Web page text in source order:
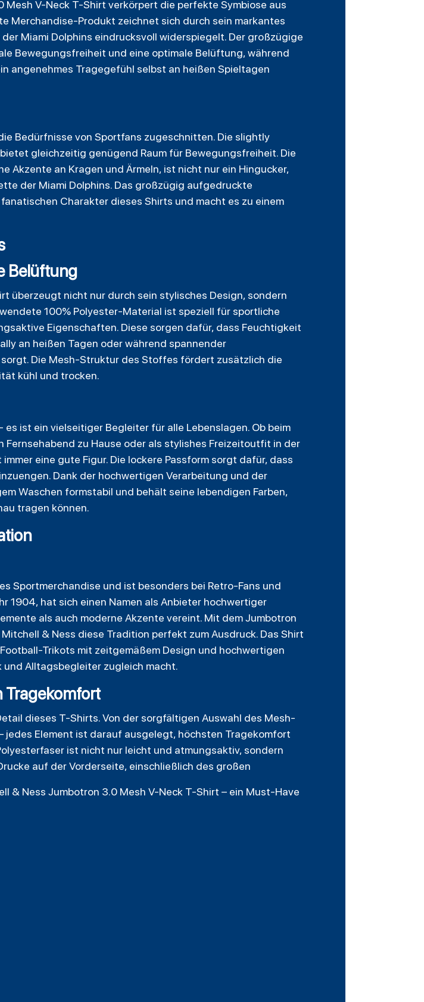
Mesh V-Neck T-Shirt verkörpert die perfekte Symbiose aus
Merchandise-Produkt zeichnet sich durch sein markantes
Miami Dolphins eindrucksvoll widerspiegelt. Der großzügige
Bewegungsfreiheit und eine optimale Belüftung, während
angenehmes Tragegefühl selbst an heißen Spieltagen
Bedürfnisse von Sportfans zugeschnitten. Die slightly
gleichzeitig genügend Raum für Bewegungsfreiheit. Die
Akzente an Kragen und Ärmeln, ist nicht nur ein Hingucker,
der Miami Dolphins. Das großzügig aufgedruckte
Charakter dieses Shirts und macht es zu einem
Belüftung
überzeugt nicht nur durch sein stylisches Design, sondern
100% Polyester-Material ist speziell für sportliche
Eigenschaften. Diese sorgen dafür, dass Feuchtigkeit
an heißen Tagen oder während spannender
Die Mesh-Struktur des Stoffes fördert zusätzlich die
kühl und trocken.
ist ein vielseitiger Begleiter für alle Lebenslagen. Ob beim
Fernsehabend zu Hause oder als stylishes Freizeitoutfit in der
eine gute Figur. Die lockere Passform sorgt dafür, dass
Dank der hochwertigen Verarbeitung und der
Waschen formstabil und behält seine lebendigen Farben,
tragen können.
Sportmerchandise und ist besonders bei Retro-Fans und
1904, hat sich einen Namen als Anbieter hochwertiger
als auch moderne Akzente vereint. Mit dem Jumbotron
& Ness diese Tradition perfekt zum Ausdruck. Das Shirt
Trikots mit zeitgemäßem Design und hochwertigen
und Alltagsbegleiter zugleich macht.
Tragekomfort
dieses T-Shirts. Von der sorgfältigen Auswahl des Mesh-
jedes Element ist darauf ausgelegt, höchsten Tragekomfort
ist nicht nur leicht und atmungsaktiv, sondern
auf der Vorderseite, einschließlich des großen
& Ness Jumbotron 3.0 Mesh V-Neck T-Shirt – ein Must-Have